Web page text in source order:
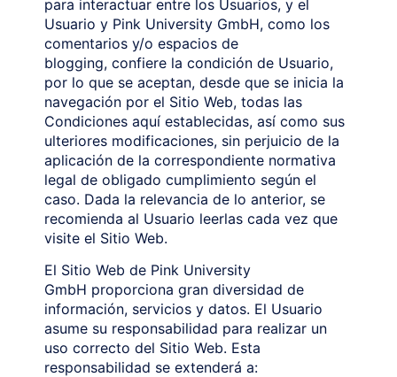
para interactuar entre los Usuarios, y el
Usuario y Pink University GmbH, como los
comentarios y/o espacios de
blogging, confiere la condición de Usuario,
por lo que se aceptan, desde que se inicia la
navegación por el Sitio Web, todas las
Condiciones aquí establecidas, así como sus
ulteriores modificaciones, sin perjuicio de la
aplicación de la correspondiente normativa
legal de obligado cumplimiento según el
caso. Dada la relevancia de lo anterior, se
recomienda al Usuario leerlas cada vez que
visite el Sitio Web.
El Sitio Web de Pink University
GmbH proporciona gran diversidad de
información, servicios y datos. El Usuario
asume su responsabilidad para realizar un
uso correcto del Sitio Web. Esta
responsabilidad se extenderá a: